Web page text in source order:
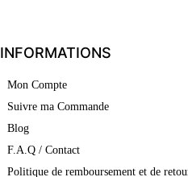
INFORMATIONS
Mon Compte
Suivre ma Commande
Blog
F.A.Q / Contact
Politique de remboursement et de